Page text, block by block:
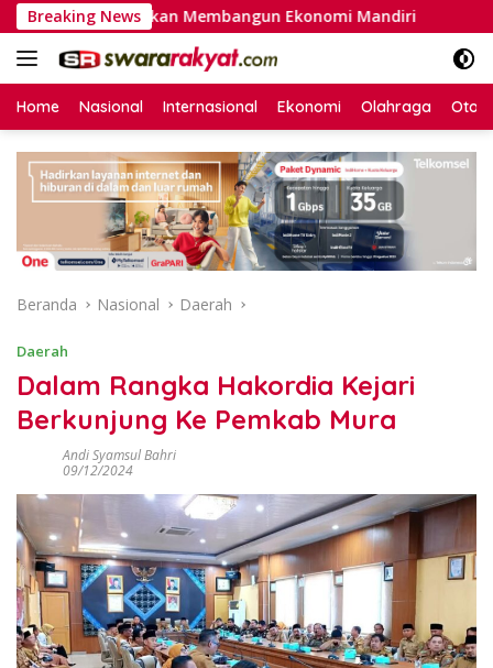
Langsung
ke
konten
Breaking News
Ajakan Membangun Ekonomi Mandiri Refleksi
Home Nasional Internasional Ekonomi Olahraga
Beranda Nasional Daerah
Daerah
Dalam Rangka Hakordia Kejari
Berkunjung Ke Pemkab Mura
Andi Syamsul Bahri
09/12/2024